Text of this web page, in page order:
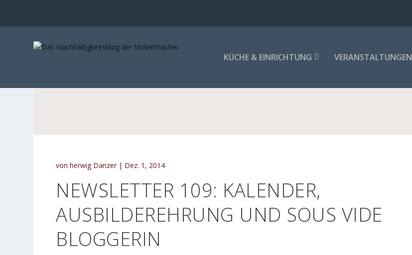
KÜCHE & EINRICHTUNG VERANSTALTUNGEN
vonherwig Danzer | Dez. 1, 2014
NEWSLETTER 109: KALENDER,
AUSBILDEREHRUNG UND SOUS VIDE
BLOGGERIN